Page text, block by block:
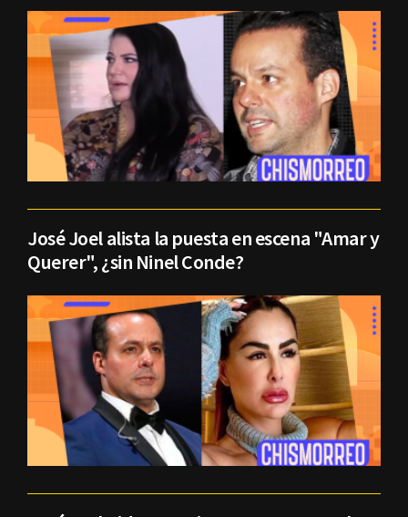
José Joel alista la puesta en escena "Amar y
Querer", ¿sin Ninel Conde?